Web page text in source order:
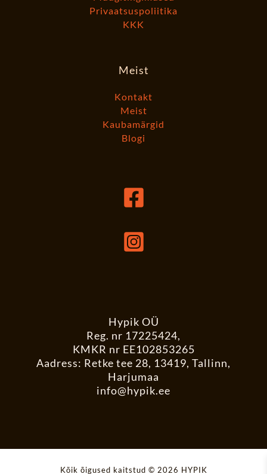
Privaatsuspoliitika
KKK
Meist
Kontakt
Meist
Kaubamärgid
Blogi
Hypik OÜ
Reg. nr 17225424,
KMKR nr EE102853265
Aadress: Retke tee 28, 13419, Tallinn,
Harjumaa
info@hypik.ee
Kõik õigused kaitstud © 2026 HYPIK